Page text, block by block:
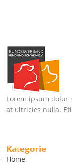
Lorem ipsum dolor
at ultricies nulla.
Kategorie
Home